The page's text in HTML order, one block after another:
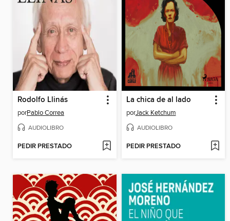
Rodolfo Llinás
porPablo Correa
AUDIOLIBRO
PEDIR PRESTADO
La chica de al lado
porJack Ketchum
AUDIOLIBRO
PEDIR PRESTADO